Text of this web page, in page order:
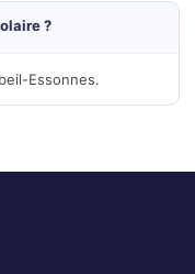
?
Essonnes.